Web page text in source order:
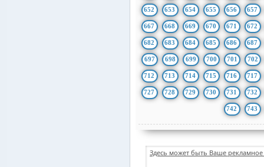
652 653 654 655 656 657
667 668 669 670 671 672
682 683 684 685 686 687
697 698 699 700 701 702
712 713 714 715 716 717
727 728 729 730 731 732
742 743
Здесь может быть Ваше